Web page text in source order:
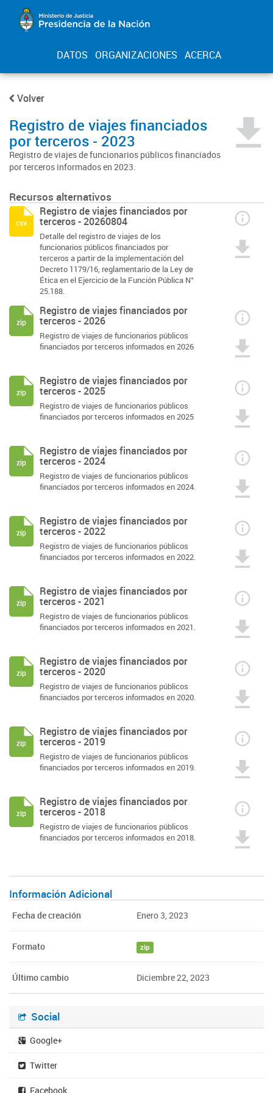
DATOS ORGANIZACIONES ACERCA
Volver
Registro de viajes financiados
por terceros - 2023
Registro de viajes de funcionarios públicos financiados
por terceros informados en 2023.
Recursos alternativos
Registro de viajes financiados por
terceros - 20260804
Detalle del registro de viajes de los
funcionarios públicos financiados por
terceros a partir de la implementación del
Decreto 1179/16, reglamentario de la Ley de
Ética en el Ejercicio de la Función Pública N°
25.188.
csv
Registro de viajes financiados por
terceros - 2026
Registro de viajes de funcionarios públicos
financiados por terceros informados en 2026
zip
Registro de viajes financiados por
terceros - 2025
Registro de viajes de funcionarios públicos
financiados por terceros informados en 2025
zip
Registro de viajes financiados por
terceros - 2024
Registro de viajes de funcionarios públicos
financiados por terceros informados en 2024.
zip
Registro de viajes financiados por
terceros - 2022
Registro de viajes de funcionarios públicos
financiados por terceros informados en 2022.
zip
Registro de viajes financiados por
terceros - 2021
Registro de viajes de funcionarios públicos
financiados por terceros informados en 2021.
zip
Registro de viajes financiados por
terceros - 2020
Registro de viajes de funcionarios públicos
financiados por terceros informados en 2020.
zip
Registro de viajes financiados por
terceros - 2019
Registro de viajes de funcionarios públicos
financiados por terceros informados en 2019.
zip
Registro de viajes financiados por
terceros - 2018
Registro de viajes de funcionarios públicos
financiados por terceros informados en 2018.
zip
Información Adicional
Fecha de creación Enero 3, 2023
Formato zip
Último cambio Diciembre 22, 2023
Social
Google+
Twitter
Facebook